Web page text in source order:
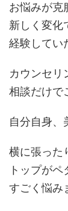
お悩みが克
新しく変化
経験してい
カウンセリ
相談だけで
自分自身、
横に張った
トップが
すごく悩み